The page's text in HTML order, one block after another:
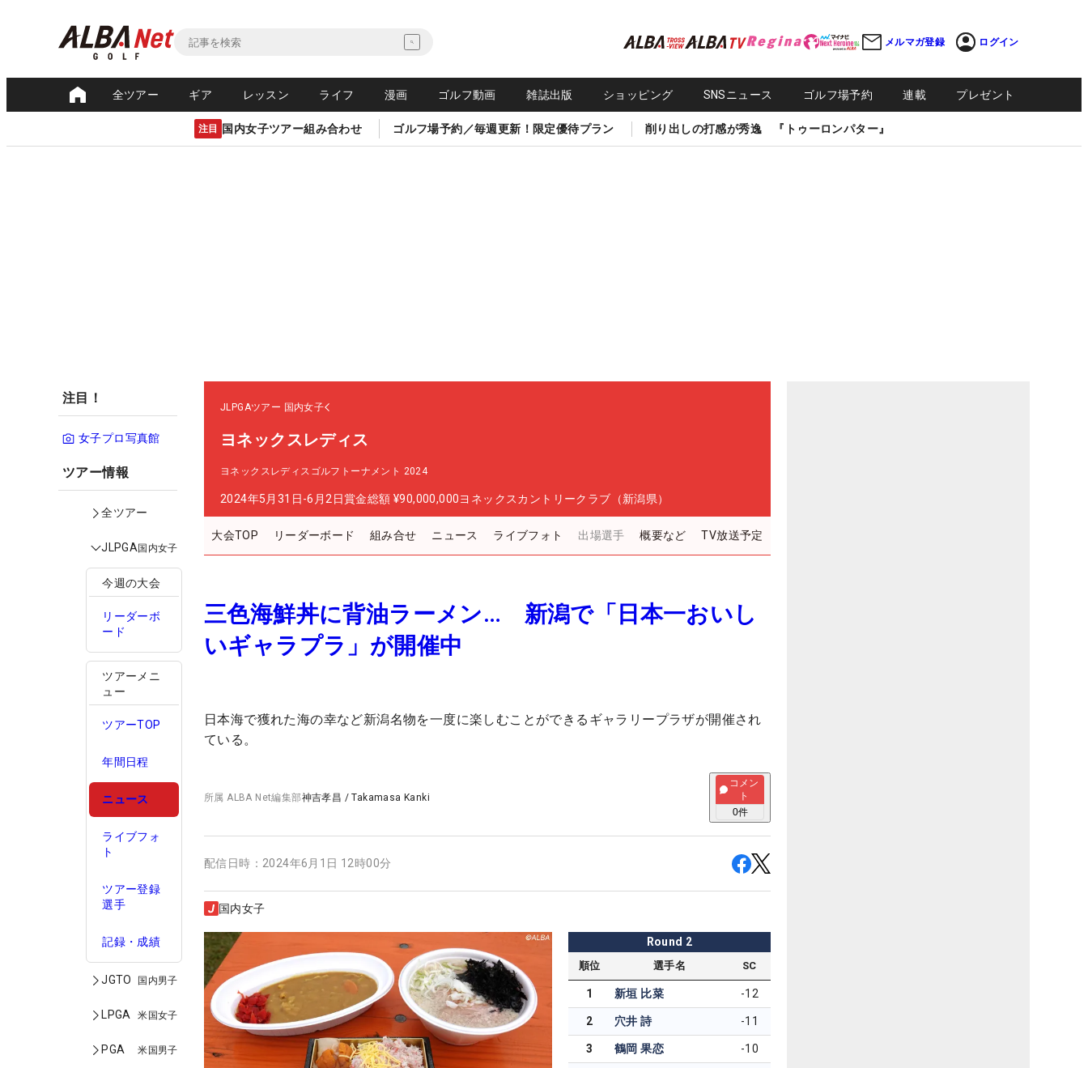
メルマガ登録 ログイン
全ツアー ギア レッスン ライフ 漫画 ゴルフ動画 雑誌出版 ショッピング SNSニュース ゴルフ場予約 連載 プレゼント
注目 国内女子ツアー組み合わせ ゴルフ場予約／毎週更新！限定優待プラン 削り出しの打感が秀逸 『トゥーロンパター』
注目！
女子プロ写真館
ツアー情報
全ツアー
JLPGA国内女子
今週の大会
リーダーボ
ード
ツアーメニ
ュー
ツアーTOP
年間日程
ニュース
ライブフォ
ト
ツアー登録
選手
記録・成績
JGTO 国内男子
LPGA 米国女子
PGA 米国男子
JLPGAツアー 国内女子
ヨネックスレディス
ヨネックスレディスゴルフトーナメント 2024
2024年5月31日-6月2日賞金総額 ¥90,000,000ヨネックスカントリークラブ（新潟県）
大会TOP リーダーボード 組み合せ ニュース ライブフォト 出場選手 概要など TV放送予定
三色海鮮丼に背油ラーメン… 新潟で「日本一おいし
いギャラプラ」が開催中
日本海で獲れた海の幸など新潟名物を一度に楽しむことができるギャラリープラザが開催され
ている。
所属ALBA Net編集部神吉孝昌 /Takamasa Kanki
コメン
ト
0件
配信日時： 2024年6月1日 12時00分
国内女子
Round 2
順位 選手名 SC
1 新垣 比菜 -12
2 穴井 詩 -11
3 鶴岡 果恋 -10